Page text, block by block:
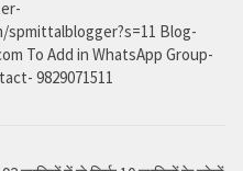
Blog-
To Add in WhatsApp Group-
9829071511